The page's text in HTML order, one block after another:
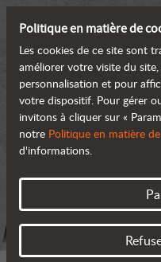
Politique en matière de
Les cookies de ce site sont
améliorer votre visite du
personnalisation et pour
votre dispositif. Pour gérer
invitons à cliquer sur «
notre Politique en matière
d'informations.